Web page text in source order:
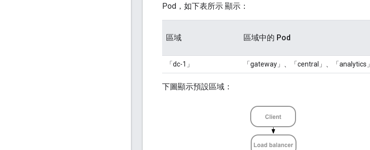
Pod，如下表所示 顯示：
區域 區域中的 Pod
「dc-1」 「gateway」、「central」、「analytics」
下圖顯示預設區域：